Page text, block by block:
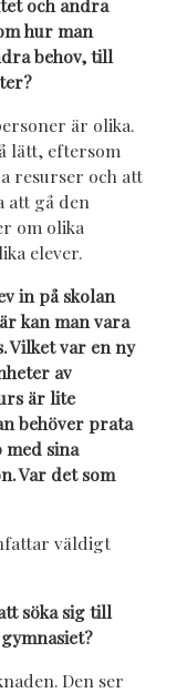
och andra
hur man
behov, till
är olika.
lätt, eftersom
resurser och att
att gå den
om olika
elever.
in på skolan
kan man vara
Vilket var en ny
av
är lite
behöver prata
sina
Var det som
väldigt
söka sig till
Den ser